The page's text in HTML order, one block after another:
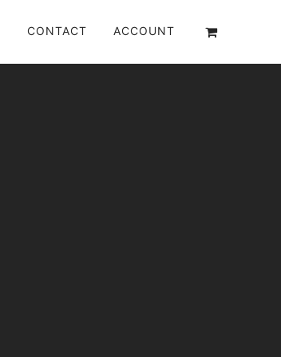
CONTACT ACCOUNT